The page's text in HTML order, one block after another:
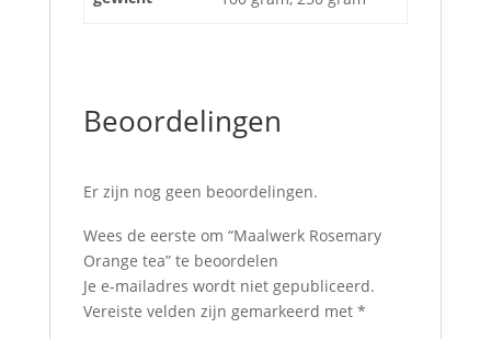
Beoordelingen
Er zijn nog geen beoordelingen.
Wees de eerste om “Maalwerk Rosemary
Orange tea” te beoordelen
Je e-mailadres wordt niet gepubliceerd.
Vereiste velden zijn gemarkeerd met *